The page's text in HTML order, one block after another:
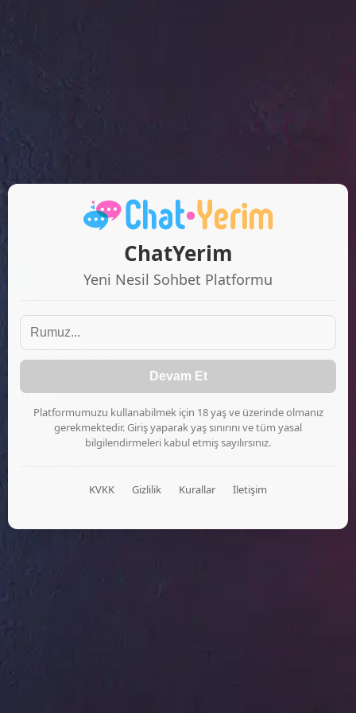
ChatYerim
Yeni Nesil Sohbet Platformu
Devam Et
Platformumuzu kullanabilmek için 18 yaş ve üzerinde olmanız
gerekmektedir. Giriş yaparak yaş sınırını ve tüm yasal
bilgilendirmeleri kabul etmiş sayılırsınız.
KVKK Gizlilik Kurallar İletişim